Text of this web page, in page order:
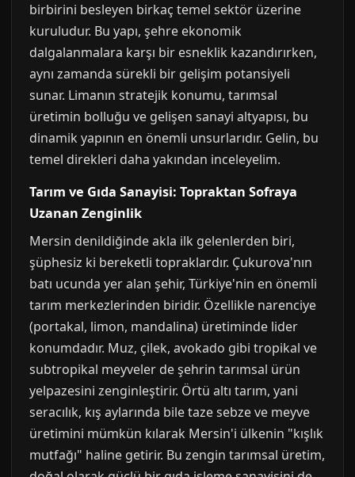
birbirini besleyen birkaç temel sektör üzerine
kuruludur. Bu yapı, şehre ekonomik
dalgalanmalara karşı bir esneklik kazandırırken,
aynı zamanda sürekli bir gelişim potansiyeli
sunar. Limanın stratejik konumu, tarımsal
üretimin bolluğu ve gelişen sanayi altyapısı, bu
dinamik yapının en önemli unsurlarıdır. Gelin, bu
temel direkleri daha yakından inceleyelim.
Tarım ve Gıda Sanayisi: Topraktan Sofraya
Uzanan Zenginlik
Mersin denildiğinde akla ilk gelenlerden biri,
şüphesiz ki bereketli topraklardır. Çukurova'nın
batı ucunda yer alan şehir, Türkiye'nin en önemli
tarım merkezlerinden biridir. Özellikle narenciye
(portakal, limon, mandalina) üretiminde lider
konumdadır. Muz, çilek, avokado gibi tropikal ve
subtropikal meyveler de şehrin tarımsal ürün
yelpazesini zenginleştirir. Örtü altı tarım, yani
seracılık, kış aylarında bile taze sebze ve meyve
üretimini mümkün kılarak Mersin'i ülkenin "kışlık
mutfağı" haline getirir. Bu zengin tarımsal üretim,